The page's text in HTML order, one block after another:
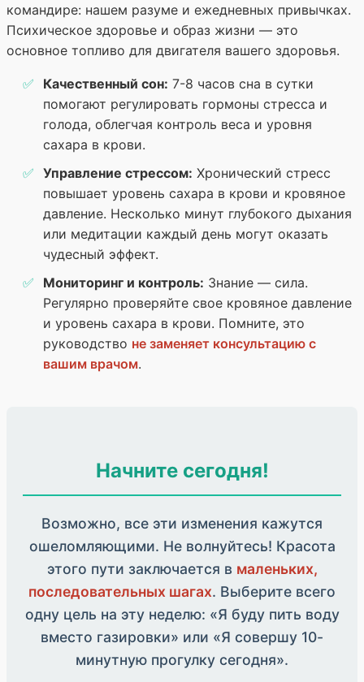
командире: нашем разуме и ежедневных привычках.
Психическое здоровье и образ жизни — это
основное топливо для двигателя вашего здоровья.
Качественный сон: 7-8 часов сна в сутки
помогают регулировать гормоны стресса и
голода, облегчая контроль веса и уровня
сахара в крови.
Управление стрессом: Хронический стресс
повышает уровень сахара в крови и кровяное
давление. Несколько минут глубокого дыхания
или медитации каждый день могут оказать
чудесный эффект.
Мониторинг и контроль: Знание — сила.
Регулярно проверяйте свое кровяное давление
и уровень сахара в крови. Помните, это
руководство не заменяет консультацию с
вашим врачом.
Начните сегодня!
Возможно, все эти изменения кажутся
ошеломляющими. Не волнуйтесь! Красота
этого пути заключается в маленьких,
последовательных шагах. Выберите всего
одну цель на эту неделю: «Я буду пить воду
вместо газировки» или «Я совершу 10-
минутную прогулку сегодня».